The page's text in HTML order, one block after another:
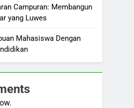
Campuran: Membangun
yang Luwes
Mahasiswa Dengan